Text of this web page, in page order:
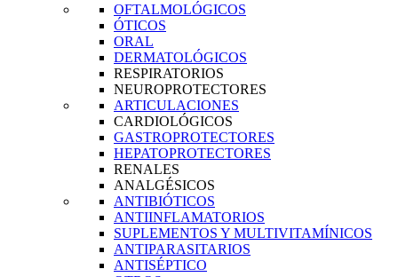
OFTALMOLÓGICOS
ÓTICOS
ORAL
DERMATOLÓGICOS
RESPIRATORIOS
NEUROPROTECTORES
ARTICULACIONES
CARDIOLÓGICOS
GASTROPROTECTORES
HEPATOPROTECTORES
RENALES
ANALGÉSICOS
ANTIBIÓTICOS
ANTIINFLAMATORIOS
SUPLEMENTOS Y MULTIVITAMÍNICOS
ANTIPARASITARIOS
ANTISÉPTICO